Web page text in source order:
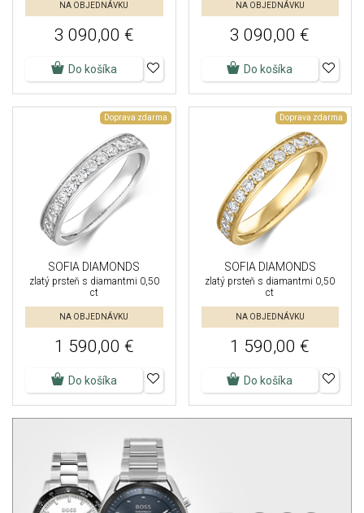
NA OBJEDNÁVKU
3 090,00 €
Do košíka
NA OBJEDNÁVKU
3 090,00 €
Do košíka
Doprava zdarma
SOFIA DIAMONDS
zlatý prsteň s diamantmi 0,50
ct
NA OBJEDNÁVKU
1 590,00 €
Do košíka
Doprava zdarma
SOFIA DIAMONDS
zlatý prsteň s diamantmi 0,50
ct
NA OBJEDNÁVKU
1 590,00 €
Do košíka